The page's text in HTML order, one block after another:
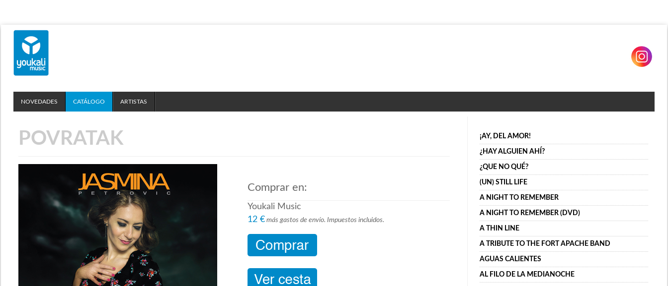
NOVEDADES CATÁLOGO ARTISTAS
POVRATAK
Comprar en:
Youkali Music
12 € más gastos de envío. Impuestos incluidos.
¡AY, DEL AMOR!
¿HAY ALGUIEN AHÍ?
¿QUE NO QUÉ?
(UN) STILL LIFE
A NIGHT TO REMEMBER
A NIGHT TO REMEMBER (DVD)
A THIN LINE
A TRIBUTE TO THE FORT APACHE BAND
AGUAS CALIENTES
AL FILO DE LA MEDIANOCHE